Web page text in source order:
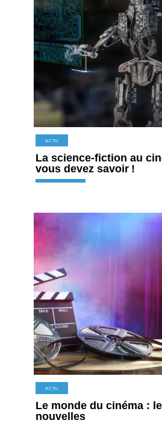
ACTU
La science-fiction au
vous devez savoir !
ACTU
Le monde du cinéma :
nouvelles